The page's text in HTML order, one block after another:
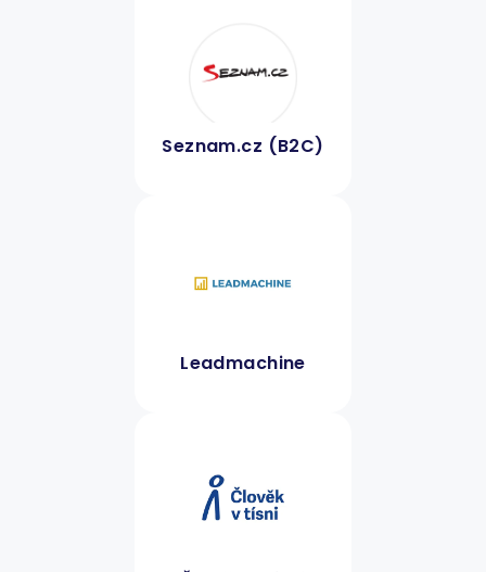
Seznam.cz (B2C)
Leadmachine